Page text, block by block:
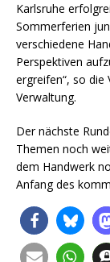
Karlsruhe
Sommerferien
verschiedene
Perspektiven
ergreifen“, so die
Verwaltung.
Der nächste
Themen noch
dem Handwerk
Anfang des